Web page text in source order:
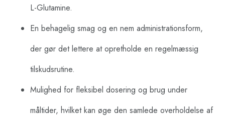
L-Glutamine.
En behagelig smag og en nem administrationsform,
der gør det lettere at opretholde en regelmæssig
tilskudsrutine.
Mulighed for fleksibel dosering og brug under
måltider, hvilket kan øge den samlede overholdelse af